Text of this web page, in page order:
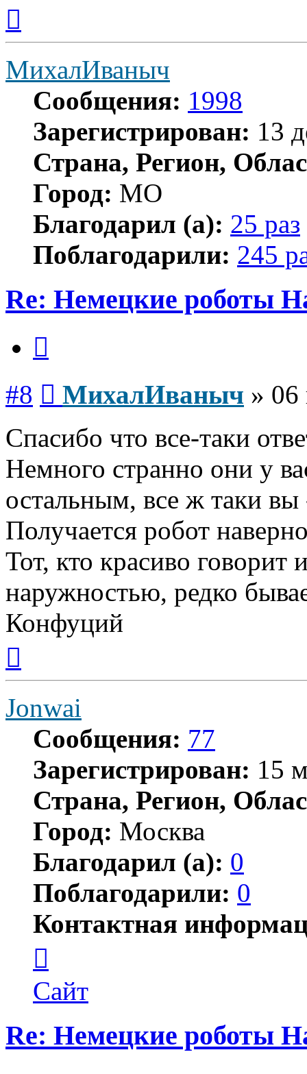
началу
МихалИваныч
Сообщения: 1998
Зарегистрирован: 13
Страна, Регион,
Город: МО
Благодарил (а): 25 раз
Поблагодарили: 245
Re: Немецкие роботы
#8 МихалИваныч » 06
Спасибо что все-таки
Немного странно они у
остальным, все ж таки
Получается робот
Тот, кто красиво говорит
наружностью, редко
Конфуций
началу
Jonwai
Сообщения: 77
Зарегистрирован: 15
Страна, Регион,
Город: Москва
Благодарил (а): 0
Поблагодарили: 0
Контактная
пользователя
Jonwai
Сайт
Re: Немецкие роботы